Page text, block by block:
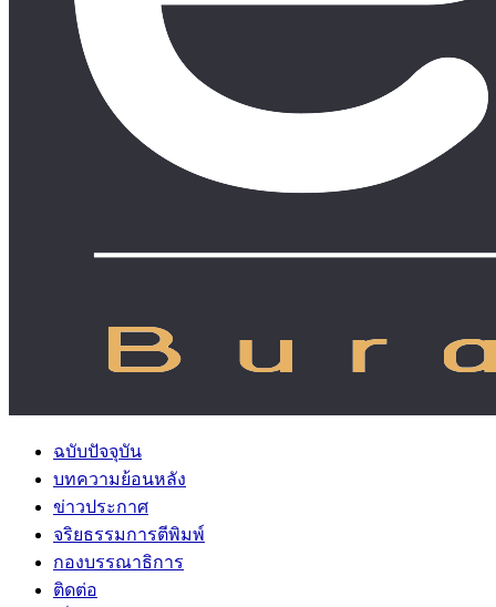
ฉบับปัจจุบัน
บทความย้อนหลัง
ข่าวประกาศ
จริยธรรมการตีพิมพ์
กองบรรณาธิการ
ติดต่อ